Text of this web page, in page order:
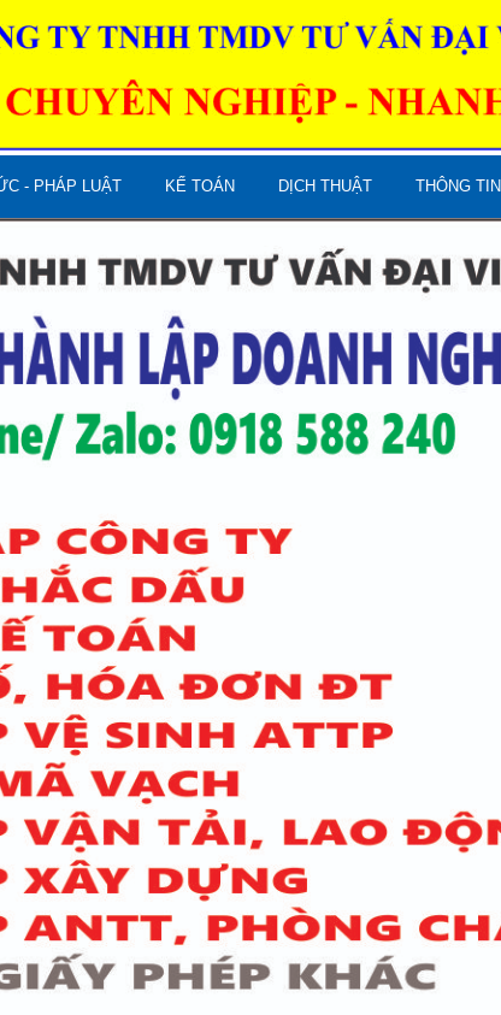
- PHÁP LUẬT KẾ TOÁN DỊCH THUẬT THÔNG TIN